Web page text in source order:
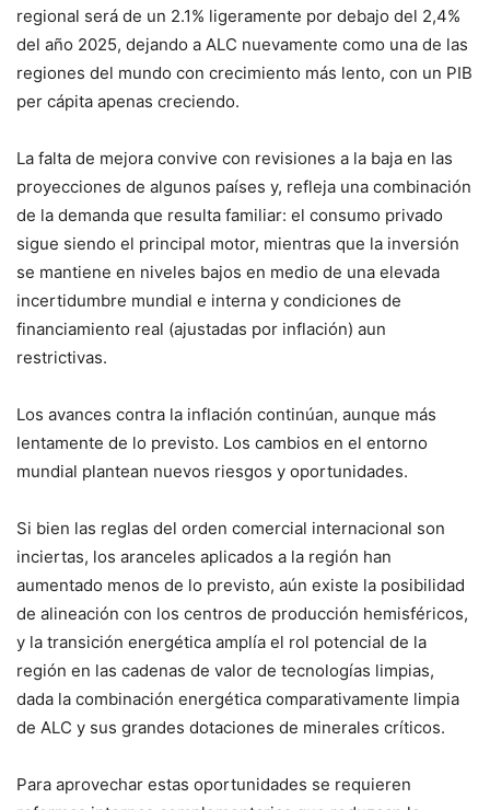
regional será de un 2.1% ligeramente por debajo del 2,4%
del año 2025, dejando a ALC nuevamente como una de las
regiones del mundo con crecimiento más lento, con un PIB
per cápita apenas creciendo.
La falta de mejora convive con revisiones a la baja en las
proyecciones de algunos países y, refleja una combinación
de la demanda que resulta familiar: el consumo privado
sigue siendo el principal motor, mientras que la inversión
se mantiene en niveles bajos en medio de una elevada
incertidumbre mundial e interna y condiciones de
financiamiento real (ajustadas por inflación) aun
restrictivas.
Los avances contra la inflación continúan, aunque más
lentamente de lo previsto. Los cambios en el entorno
mundial plantean nuevos riesgos y oportunidades.
Si bien las reglas del orden comercial internacional son
inciertas, los aranceles aplicados a la región han
aumentado menos de lo previsto, aún existe la posibilidad
de alineación con los centros de producción hemisféricos,
y la transición energética amplía el rol potencial de la
región en las cadenas de valor de tecnologías limpias,
dada la combinación energética comparativamente limpia
de ALC y sus grandes dotaciones de minerales críticos.
Para aprovechar estas oportunidades se requieren